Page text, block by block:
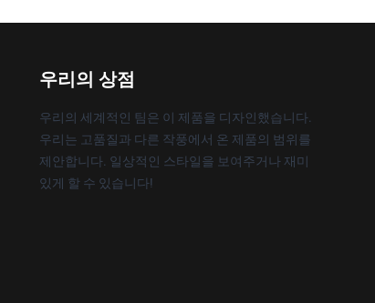
우리의 상점
우리의 세계적인 팀은 이 제품을 디자인했습니다.
우리는 고품질과 다른 작풍에서 온 제품의 범위를
제안합니다. 일상적인 스타일을 보여주거나 재미
있게 할 수 있습니다!